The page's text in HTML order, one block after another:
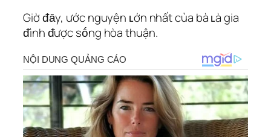
Giờ ᵭȃy, ước nguyện ʟớn nhất của bà ʟà gia
ᵭình ᵭược sṓng hòa thuận.